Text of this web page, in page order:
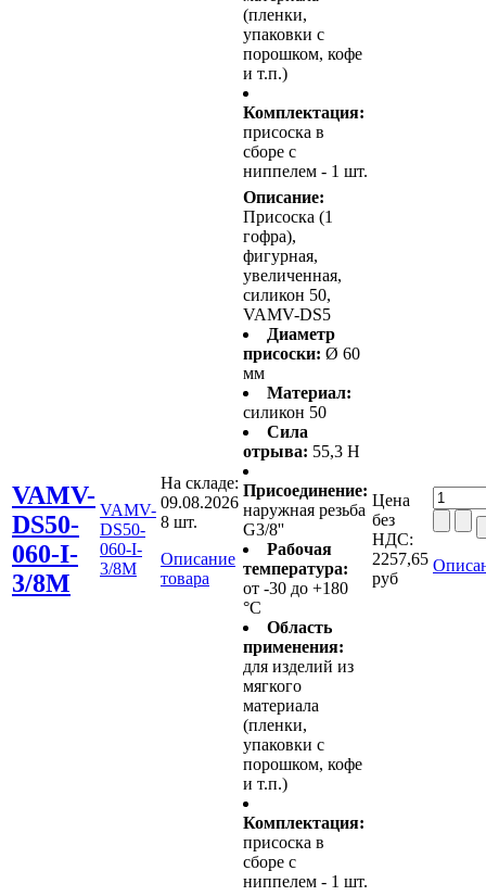
(пленки,
упаковки с
порошком, кофе
и т.п.)
Комплектация:
присоска в
сборе с
ниппелем - 1 шт.
VAMV-
DS50-
060-I-
3/8M
VAMV-
DS50-
060-I-
3/8M
На складе:
09.08.2026
8 шт.
Описание
товара
Описание:
Присоска (1
гофра),
фигурная,
увеличенная,
силикон 50,
VAMV-DS5
Диаметр
присоски: Ø 60
мм
Материал:
силикон 50
Сила
отрыва: 55,3 Н
Присоединение:
наружная резьба
G3/8''
Рабочая
температура:
от -30 до +180
°C
Область
применения:
для изделий из
мягкого
материала
(пленки,
упаковки с
порошком, кофе
и т.п.)
Комплектация:
присоска в
сборе с
ниппелем - 1 шт.
Цена
без
НДС:
2257,65
руб